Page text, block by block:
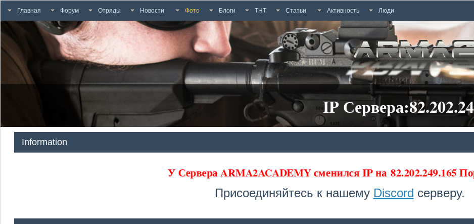
Главная Форум Отряды Новости Фото Блоги ТНТ Статьи Активность Люди
IP
Information
У Сервера ARMA2ACADEMY сменился IP на 82.202.249.165
Присоединяйтесь к нашему Discord серверу.